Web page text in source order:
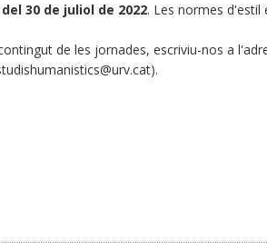
30 de juliol de 2022. Les normes d'estil
de les jornades, escriviu-nos a